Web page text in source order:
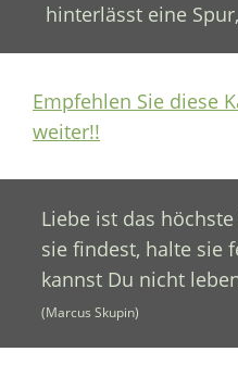
hinterlässt eine
Empfehlen Sie diese
weiter!!
Liebe ist das
sie findest, halte sie
kannst Du nicht
(Marcus Skupin)